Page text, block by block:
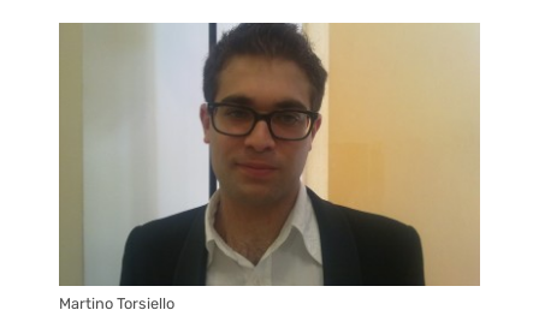
Martino Torsiello